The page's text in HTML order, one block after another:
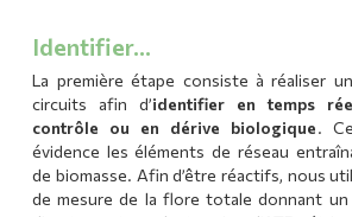
Identifier…
La première étape consiste à réaliser
circuits afin d’identifier en temps
contrôle ou en dérive biologique.
évidence les éléments de réseau
de biomasse. Afin d’être réactifs, nous
de mesure de la flore totale donnant